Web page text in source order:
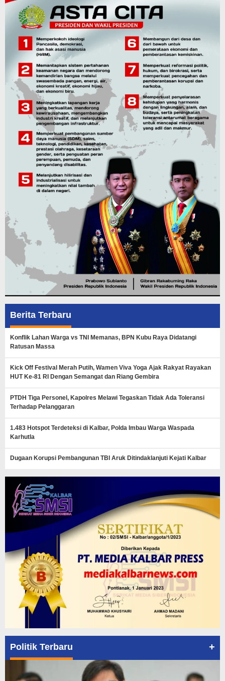
Berita Terbaru
Konflik Lahan Warga vs TNI Memanas, BPN Kubu Raya Didatangi
Ratusan Massa
Kick Off Festival Merah Putih, Wamen Viva Yoga Ajak Rakyat Rayakan
HUT Ke-81 RI Dengan Semangat dan Riang Gembira
PTDH Tiga Personel, Kapolres Melawi Tegaskan Tidak Ada Toleransi
Terhadap Pelanggaran
1.483 Hotspot Terdeteksi di Kalbar, Polda Imbau Warga Waspada
Karhutla
Dugaan Korupsi Pembangunan TBI Aruk Ditindaklanjuti Kejati Kalbar
Politik Terbaru +